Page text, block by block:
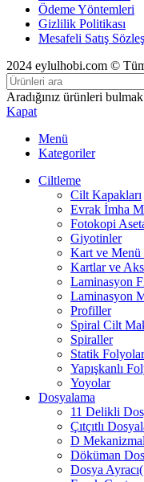
Ödeme Yöntemleri
Gizlilik Politikası
Mesafeli Satış
2024 eylulhobi.com © Tüm
Aradığınız ürünleri
Kapat
Menü
Kategoriler
Ciltleme
Cilt Kapakları
Evrak İmha
Fotokopi
Giyotinler
Kart ve Menü
Kartlar ve
Laminasyon
Laminasyon
Profiller
Spiral Cilt
Spiraller
Statik Folyolar
Yapışkanlı
Yoyolar
Dosyalama
11 Delikli
Çıtçıtlı
D
Döküman
Dosya